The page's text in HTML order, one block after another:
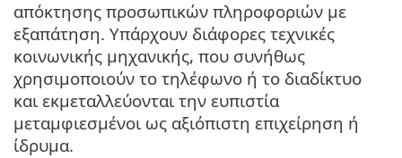
απόκτησης προσωπικών πληροφοριών με
εξαπάτηση. Υπάρχουν διάφορες τεχνικές
κοινωνικής μηχανικής, που συνήθως
χρησιμοποιούν το τηλέφωνο ή το διαδίκτυο
και εκμεταλλεύονται την ευπιστία
μεταμφιεσμένοι ως αξιόπιστη επιχείρηση ή
ίδρυμα.